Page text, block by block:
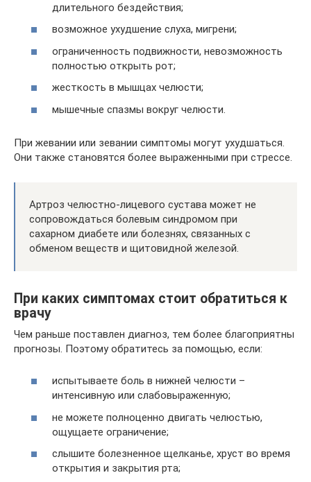
длительного бездействия;
возможное ухудшение слуха, мигрени;
ограниченность подвижности, невозможность
полностью открыть рот;
жесткость в мышцах челюсти;
мышечные спазмы вокруг челюсти.
При жевании или зевании симптомы могут ухудшаться.
Они также становятся более выраженными при стрессе.
Артроз челюстно-лицевого сустава может не
сопровождаться болевым синдромом при
сахарном диабете или болезнях, связанных с
обменом веществ и щитовидной железой.
При каких симптомах стоит обратиться к
врачу
Чем раньше поставлен диагноз, тем более благоприятны
прогнозы. Поэтому обратитесь за помощью, если:
испытываете боль в нижней челюсти –
интенсивную или слабовыраженную;
не можете полноценно двигать челюстью,
ощущаете ограничение;
слышите болезненное щелканье, хруст во время
открытия и закрытия рта;